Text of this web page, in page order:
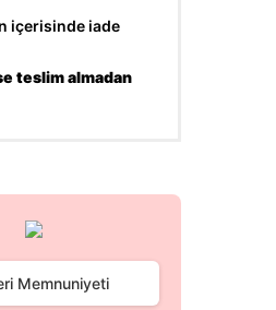
içerisinde iade
teslim almadan
Memnuniyeti